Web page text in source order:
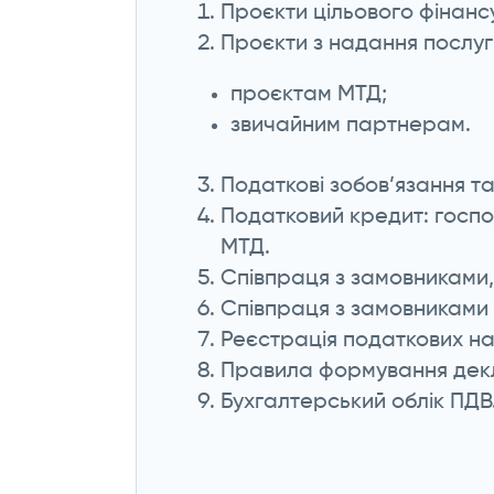
Проєкти цільового
Проєкти з надання
проєктам МТД;
звичайним партнерам.
Податкові зобов’язання
Податковий кредит:
МТД.
Співпраця з
Співпраця з
Реєстрація податкових
Правила формування
Бухгалтерський облік